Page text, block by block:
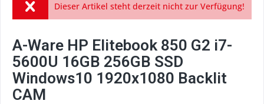
Dieser Artikel steht derzeit nicht zur Verfügung!
A-Ware HP Elitebook 850 G2 i7-
5600U 16GB 256GB SSD
Windows10 1920x1080 Backlit
CAM